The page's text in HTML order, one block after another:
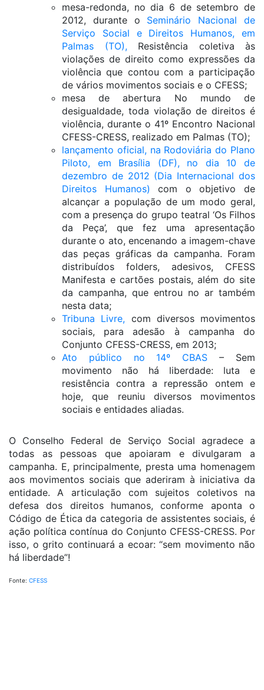
mesa-redonda, no dia 6 de setembro de
2012, durante o Seminário Nacional de
Serviço Social e Direitos Humanos, em
Palmas (TO),Resistência coletiva às
violações de direito como expressões da
violência que contou com a participação
de vários movimentos sociais e o CFESS;
mesa de abertura No mundo de
desigualdade, toda violação de direitos é
violência, durante o 41º Encontro Nacional
CFESS-CRESS, realizado em Palmas (TO);
lançamento oficial, na Rodoviária do Plano
Piloto, em Brasília (DF), no dia 10 de
dezembro de 2012 (Dia Internacional dos
Direitos Humanos)com o objetivo de
alcançar a população de um modo geral,
com a presença do grupo teatral ‘Os Filhos
da Peça’, que fez uma apresentação
durante o ato, encenando a imagem-chave
das peças gráficas da campanha. Foram
distribuídos folders, adesivos, CFESS
Manifesta e cartões postais, além do site
da campanha, que entrou no ar também
nesta data;
Tribuna Livre, com diversos movimentos
sociais, para adesão à campanha do
Conjunto CFESS-CRESS, em 2013;
Ato público no 14º CBAS – Sem
movimento não há liberdade: luta e
resistência contra a repressão ontem e
hoje, que reuniu diversos movimentos
sociais e entidades aliadas.
O Conselho Federal de Serviço Social agradece a
todas as pessoas que apoiaram e divulgaram a
campanha. E, principalmente, presta uma homenagem
aos movimentos sociais que aderiram à iniciativa da
entidade. A articulação com sujeitos coletivos na
defesa dos direitos humanos, conforme aponta o
Código de Ética da categoria de assistentes sociais, é
ação política contínua do Conjunto CFESS-CRESS. Por
isso, o grito continuará a ecoar: “sem movimento não
há liberdade”!
Fonte: CFESS